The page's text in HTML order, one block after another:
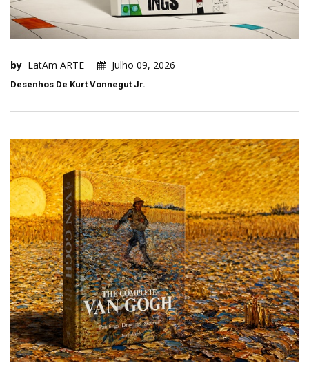
by LatAm ARTE Julho 09, 2026
Desenhos De Kurt Vonnegut Jr.